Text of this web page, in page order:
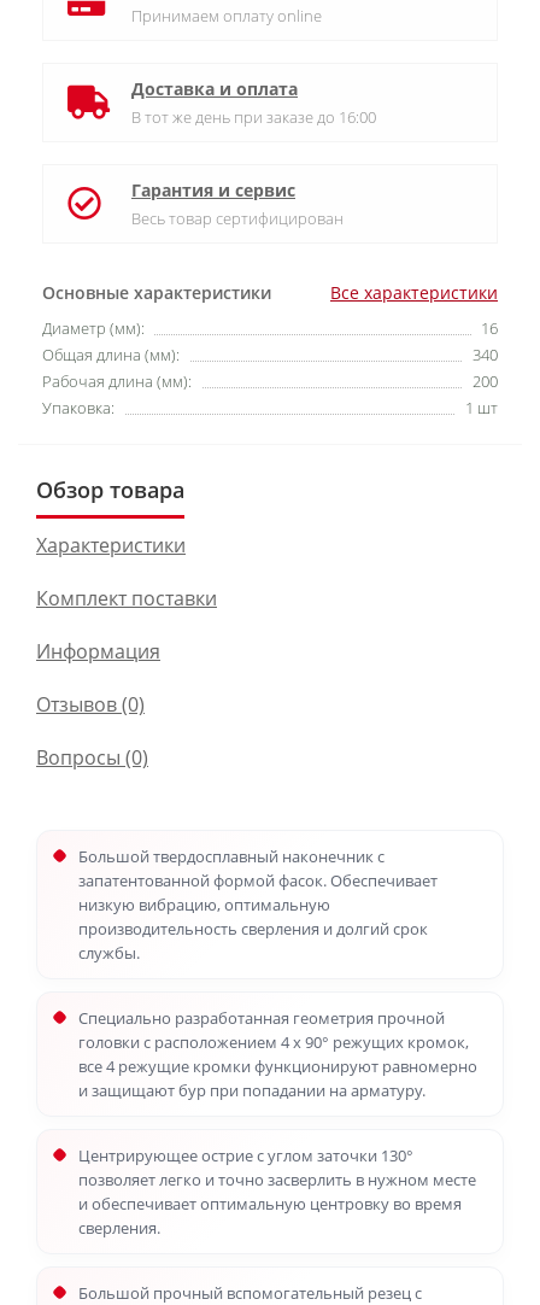
Основные характеристики Все характеристики
Диаметр (мм):
16
Общая длина (мм):
340
Рабочая длина (мм):
200
Упаковка:
1 шт
Принимаем оплату online
Доставка и оплата
В тот же день при заказе до 16:00
Гарантия и сервис
Весь товар сертифицирован
Обзор товара
Характеристики
Комплект поставки
Информация
Отзывов (0)
Вопросы (0)
Большой твердосплавный наконечник с
запатентованной формой фасок. Обеспечивает
низкую вибрацию, оптимальную
производительность сверления и долгий срок
службы.
Специально разработанная геометрия прочной
головки с расположением 4 x 90° режущих кромок,
все 4 режущие кромки функционируют равномерно
и защищают бур при попадании на арматуру.
Центрирующее острие с углом заточки 130°
позволяет легко и точно засверлить в нужном месте
и обеспечивает оптимальную центровку во время
сверления.
Большой прочный вспомогательный резец с